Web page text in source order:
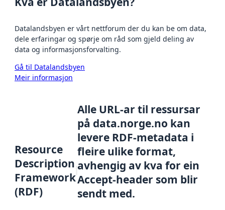
Datalandsbyen er vårt nettforum der du kan be om data,
dele erfaringar og spørje om råd som gjeld deling av
data og informasjonsforvalting.
Gå til Datalandsbyen
Meir informasjon
Resource
Description
Framework
(RDF)
Alle URL-ar til ressursar
på data.norge.no kan
levere RDF-metadata i
fleire ulike format,
avhengig av kva for ein
Accept-header som blir
sendt med.